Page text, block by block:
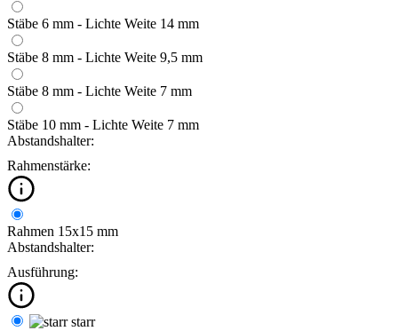
Stäbe 6 mm - Lichte Weite 14 mm
Stäbe 8 mm - Lichte Weite 9,5 mm
Stäbe 8 mm - Lichte Weite 7 mm
Stäbe 10 mm - Lichte Weite 7 mm
Abstandshalter:
Rahmenstärke:
Rahmen 15x15 mm
Abstandshalter:
Ausführung:
starr